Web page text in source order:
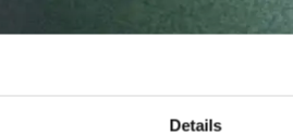
Details